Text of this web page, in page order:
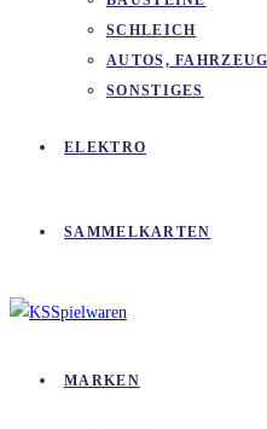
SCHLEICH
AUTOS,
SONSTIGES
ELEKTRO
SAMMELKARTEN
MARKEN